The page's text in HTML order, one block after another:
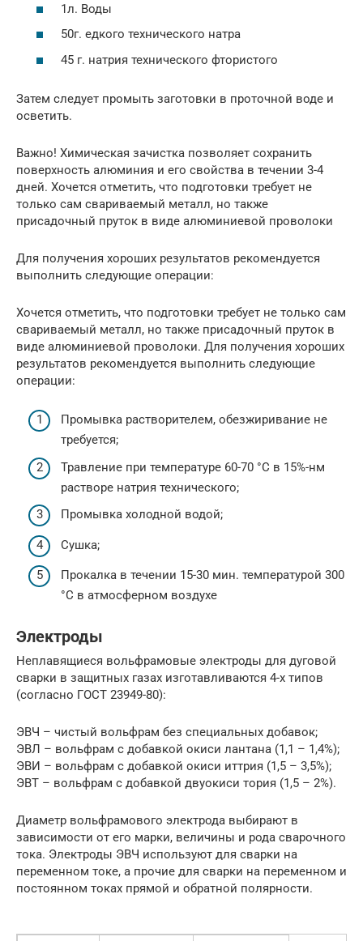
1л. Воды
50г. едкого технического натра
45 г. натрия технического фтористого
Затем следует промыть заготовки в проточной воде и
осветить.
Важно! Химическая зачистка позволяет сохранить
поверхность алюминия и его свойства в течении 3-4
дней. Хочется отметить, что подготовки требует не
только сам свариваемый металл, но также
присадочный пруток в виде алюминиевой проволоки
Для получения хороших результатов рекомендуется
выполнить следующие операции:
Хочется отметить, что подготовки требует не только сам
свариваемый металл, но также присадочный пруток в
виде алюминиевой проволоки. Для получения хороших
результатов рекомендуется выполнить следующие
операции:
Промывка растворителем, обезжиривание не
требуется;
Травление при температуре 60-70 °С в 15%-нм
растворе натрия технического;
Промывка холодной водой;
Сушка;
Прокалка в течении 15-30 мин. температурой 300
°С в атмосферном воздухе
Электроды
Неплавящиеся вольфрамовые электроды для дуговой
сварки в защитных газах изготавливаются 4-х типов
(согласно ГОСТ 23949-80):
ЭВЧ – чистый вольфрам без специальных добавок;
ЭВЛ – вольфрам с добавкой окиси лантана (1,1 – 1,4%);
ЭВИ – вольфрам с добавкой окиси иттрия (1,5 – 3,5%);
ЭВТ – вольфрам с добавкой двуокиси тория (1,5 – 2%).
Диаметр вольфрамового электрода выбирают в
зависимости от его марки, величины и рода сварочного
тока. Электроды ЭВЧ используют для сварки на
переменном токе, а прочие для сварки на переменном и
постоянном токах прямой и обратной полярности.